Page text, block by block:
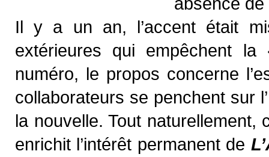
Il y a un an, l’accent était
extérieures qui empêchent
numéro, le propos concerne
collaborateurs se penchent sur
la nouvelle. Tout
enrichit l’intérêt permanent de